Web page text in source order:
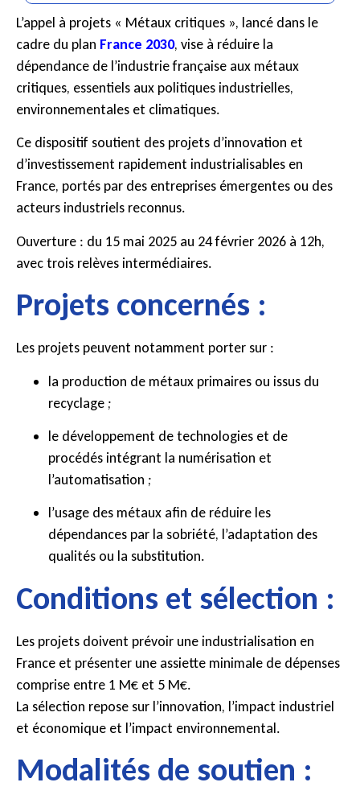
L’appel à projets « Métaux critiques », lancé dans le
cadre du plan France 2030, vise à réduire la
dépendance de l’industrie française aux métaux
critiques, essentiels aux politiques industrielles,
environnementales et climatiques.
Ce dispositif soutient des projets d’innovation et
d’investissement rapidement industrialisables en
France, portés par des entreprises émergentes ou des
acteurs industriels reconnus.
Ouverture : du 15 mai 2025 au 24 février 2026 à 12h,
avec trois relèves intermédiaires.
Projets concernés :
Les projets peuvent notamment porter sur :
la production de métaux primaires ou issus du
recyclage ;
le développement de technologies et de
procédés intégrant la numérisation et
l’automatisation ;
l’usage des métaux afin de réduire les
dépendances par la sobriété, l’adaptation des
qualités ou la substitution.
Conditions et sélection :
Les projets doivent prévoir une industrialisation en
France et présenter une assiette minimale de dépenses
comprise entre 1 M€ et 5 M€.
La sélection repose sur l’innovation, l’impact industriel
et économique et l’impact environnemental.
Modalités de soutien :